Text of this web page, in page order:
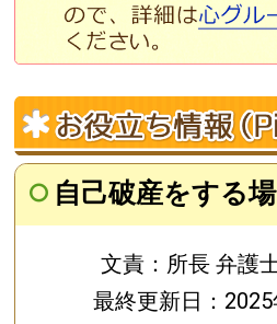
自己破産をする
文責：所長 弁護
最終更新日：